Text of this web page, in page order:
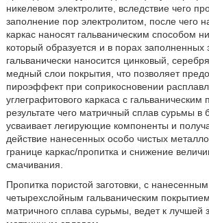
никелевом электролите, вследствие чего
заполнение пор электролитом, после чего
каркас наносят гальваническим способом
который образуется и в порах заполненных
гальванически наносится цинковый,
медный слои покрытия, что позволяет
пироэффект при соприкосновении
углеграфитового каркаса с гальваническим
результате чего матричный сплав сурьмы в
усваивает легирующие компоненты и
действие нанесенных особо чистых
границе каркас/пропитка и снижение
смачивания.
Пропитка пористой заготовки, с
четырехслойным гальваническим
матричного сплава сурьмы, ведет к лучшей